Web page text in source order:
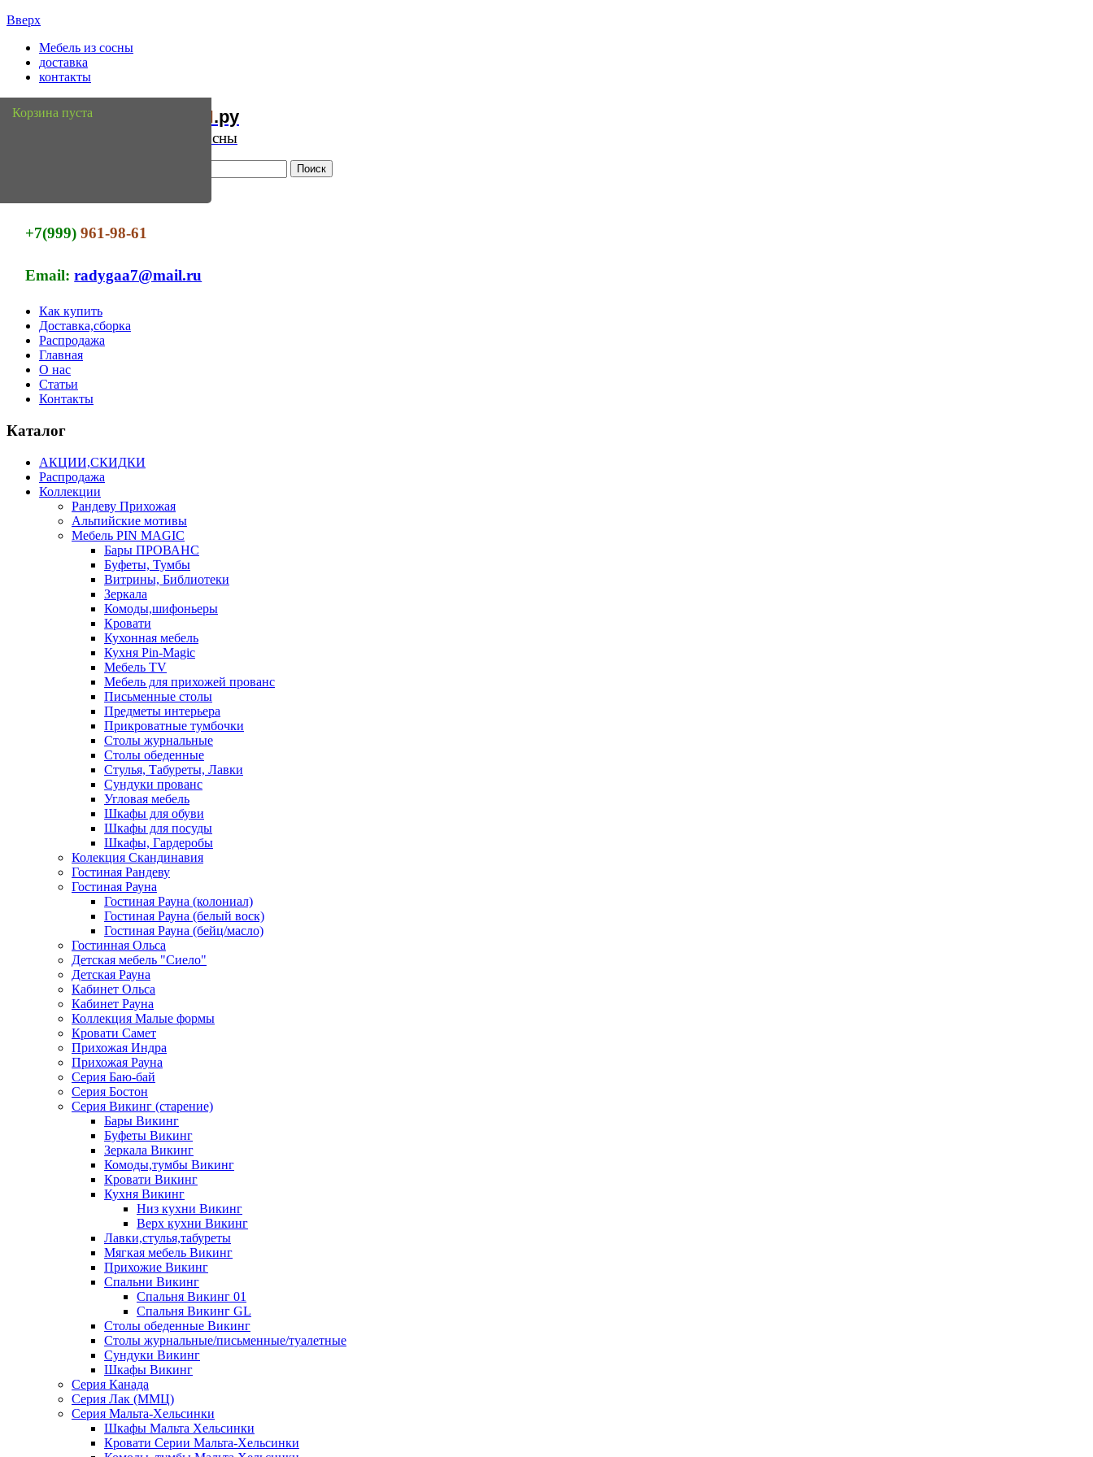
Вверх
Мебель из сосны
доставка
контакты
Мебель Сосны.ру
Интернет магазин мебели из сосны
+7(999)961-98-61
Email:radygaa7@mail.ru
Как купить
Доставка,сборка
Распродажа
Главная
О нас
Статьи
Контакты
Корзина пуста
Каталог
АКЦИИ,СКИДКИ
Распродажа
Коллекции
Рандеву Прихожая
Альпийские мотивы
Мебель PIN MAGIС
Бары ПРОВАНС
Буфеты, Тумбы
Витрины, Библиотеки
Зеркала
Комоды,шифоньеры
Кровати
Кухонная мебель
Кухня Pin-Magic
Мебель TV
Мебель для прихожей прованс
Письменные столы
Предметы интерьера
Прикроватные тумбочки
Столы журнальные
Столы обеденные
Стулья, Табуреты, Лавки
Сундуки прованс
Угловая мебель
Шкафы для обуви
Шкафы для посуды
Шкафы, Гардеробы
Колекция Скандинавия
Гостиная Рандеву
Гостиная Рауна
Гостиная Рауна (колониал)
Гостиная Рауна (белый воск)
Гостиная Рауна (бейц/масло)
Гостинная Ольса
Детская мебель "Сиело"
Детская Рауна
Кабинет Ольса
Кабинет Рауна
Коллекция Малые формы
Кровати Самет
Прихожая Индра
Прихожая Рауна
Серия Баю-бай
Серия Бостон
Серия Викинг (старение)
Бары Викинг
Буфеты Викинг
Зеркала Викинг
Комоды,тумбы Викинг
Кровати Викинг
Кухня Викинг
Низ кухни Викинг
Верх кухни Викинг
Лавки,стулья,табуреты
Мягкая мебель Викинг
Прихожие Викинг
Спальни Викинг
Спальня Викинг 01
Спальня Викинг GL
Столы обеденные Викинг
Столы журнальные/письменные/туалетные
Сундуки Викинг
Шкафы Викинг
Серия Канада
Серия Лак (ММЦ)
Серия Мальта-Хельсинки
Шкафы Мальта Хельсинки
Кровати Серии Мальта-Хельсинки